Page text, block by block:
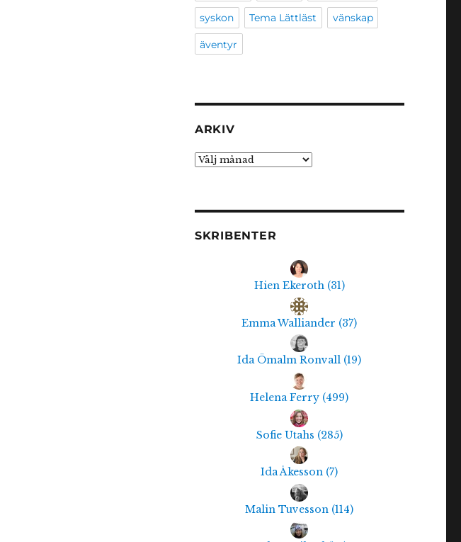
syskon Tema Lättläst vänskap
äventyr
ARKIV
Arkiv
SKRIBENTER
Hien Ekeroth (31)
Emma Walliander (37)
Ida Ömalm Ronvall (19)
Helena Ferry (499)
Sofie Utahs (285)
Ida Åkesson (7)
Malin Tuvesson (114)